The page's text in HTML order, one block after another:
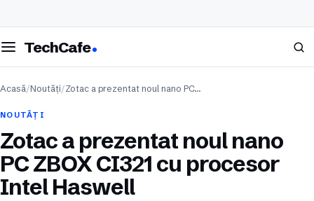
meniul
TechCafe Caută
Acasă/Noutăți/Zotac a prezentat noul nano PC…
NOUTĂȚI
Zotac a prezentat noul nano
PC ZBOX CI321 cu procesor
Intel Haswell